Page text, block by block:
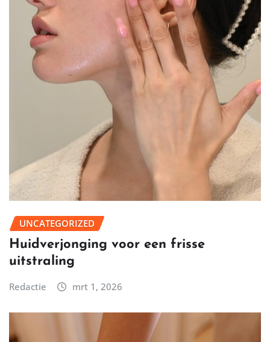
UNCATEGORIZED
Huidverjonging voor een frisse
uitstraling
Redactie mrt 1, 2026